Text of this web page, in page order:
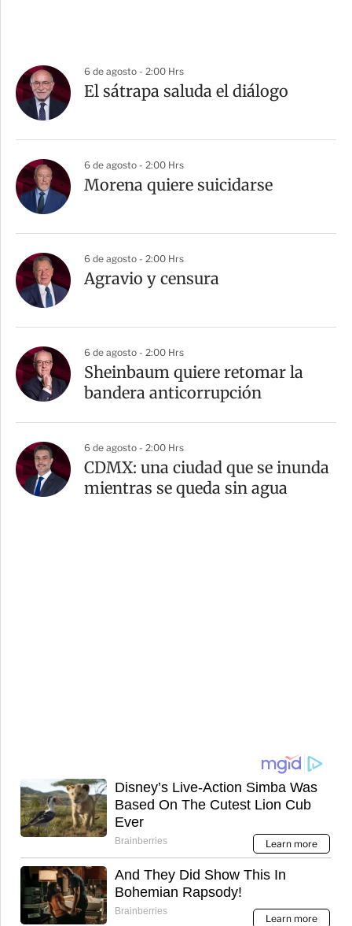
6 de agosto - 2:00 Hrs
El sátrapa saluda el diálogo
6 de agosto - 2:00 Hrs
Morena quiere suicidarse
6 de agosto - 2:00 Hrs
Agravio y censura
6 de agosto - 2:00 Hrs
Sheinbaum quiere retomar la
bandera anticorrupción
6 de agosto - 2:00 Hrs
CDMX: una ciudad que se inunda
mientras se queda sin agua